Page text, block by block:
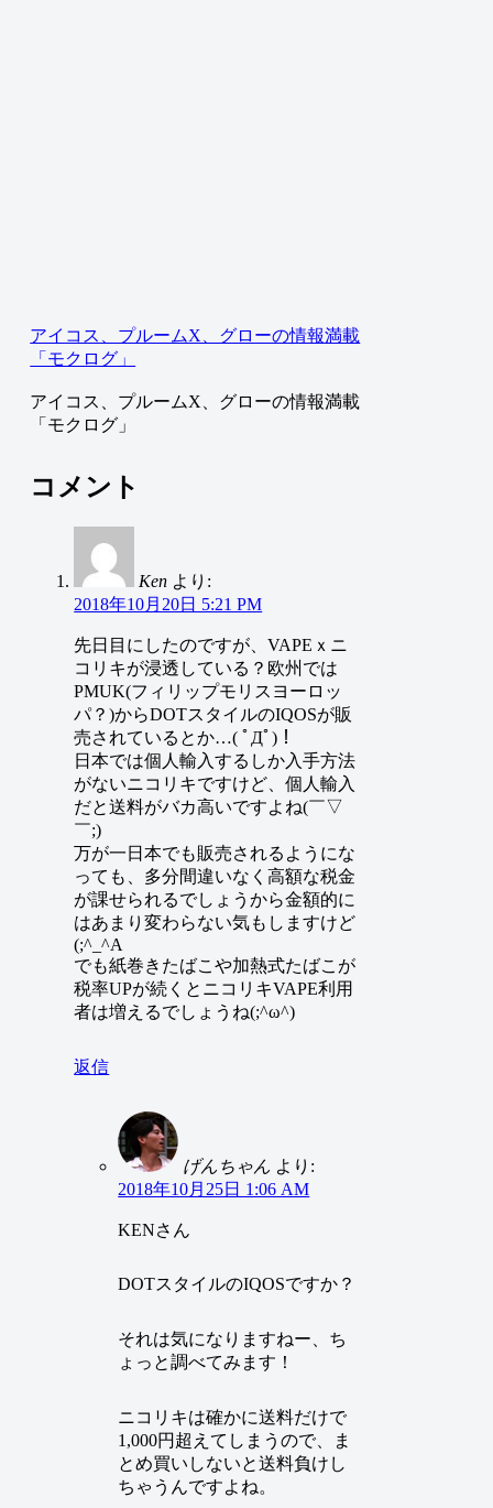
アイコス、プルームX、グローの情報満載
「モクログ」
アイコス、プルームX、グローの情報満載
「モクログ」
コメント
Ken より:
2018年10月20日 5:21 PM
先日目にしたのですが、VAPEｘニ
コリキが浸透している？欧州では
PMUK(フィリップモリスヨーロッ
パ？)からDOTスタイルのIQOSが販
売されているとか…( ﾟДﾟ)！
日本では個人輸入するしか入手方法
がないニコリキですけど、個人輸入
だと送料がバカ高いですよね(￣▽
￣;)
万が一日本でも販売されるようにな
っても、多分間違いなく高額な税金
が課せられるでしょうから金額的に
はあまり変わらない気もしますけど
(;^_^A
でも紙巻きたばこや加熱式たばこが
税率UPが続くとニコリキVAPE利用
者は増えるでしょうね(;^ω^)
返信
げんちゃん より:
2018年10月25日 1:06 AM
KENさん
DOTスタイルのIQOSですか？
それは気になりますねー、ち
ょっと調べてみます！
ニコリキは確かに送料だけで
1,000円超えてしまうので、ま
とめ買いしないと送料負けし
ちゃうんですよね。